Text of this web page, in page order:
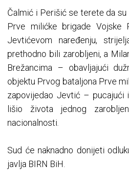
Čalmić i Perišić se terete da
Prve milićke brigade Vojske
Jevtićevom naređenju,
prethodno bili zarobljeni, a
Brežancima – obavljajući
objektu Prvog bataljona Prve
zapovijedao Jevtić – pucajući
lišio života jednog
nacionalnosti.
Sud će naknadno donijeti
javlja BIRN BiH.